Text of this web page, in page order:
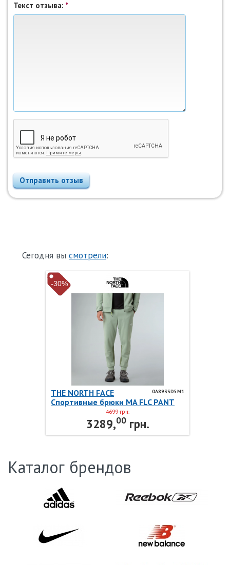
THE NORTH FACE
Текст отзыва: *
Отправить отзыв
Сегодня вы смотрели:
-30%
0A893SD5M1
THE NORTH FACE
Спортивные брюки MA FLC PANT
SLATE MOSS 0A893SD5M1 THE
NORTH FACE
4699 грн.
3289,00грн.
Каталог брендов